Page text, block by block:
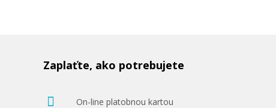
Zaplaťte, ako potrebujete
On-line platobnou kartou